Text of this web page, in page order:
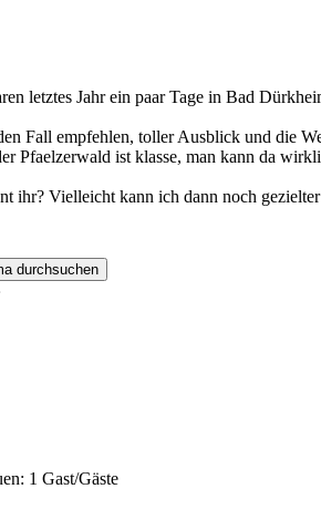
letztes Jahr ein paar Tage in Bad
Fall empfehlen, toller Ausblick und die
Pfaelzerwald ist klasse, man kann da
ihr? Vielleicht kann ich dann noch
1 Gast/Gäste